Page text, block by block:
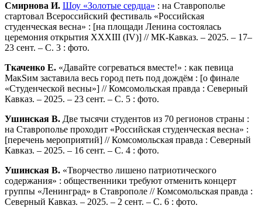
Смирнова И. Шоу «Золотые сердца» : на Ставрополье
стартовал Всероссийский фестиваль «Российская
студенческая весна» : [на площади Ленина состоялась
церемония открытия XXXIII (IV)] // МК-Кавказ. – 2025. – 17–
23 сент. – С. 3 : фото.
Ткаченко Е. «Давайте согреваться вместе!» : как певица
МакSим заставила весь город петь под дождём : [о финале
«Студенческой весны»] // Комсомольская правда : Северный
Кавказ. – 2025. – 23 сент. – С. 5 : фото.
Ушинская В. Две тысячи студентов из 70 регионов страны :
на Ставрополье проходит «Российская студенческая весна» :
[перечень мероприятий] // Комсомольская правда : Северный
Кавказ. – 2025. – 16 сент. – С. 4 : фото.
Ушинская В. «Творчество лишено патриотического
содержания» : общественники требуют отменить концерт
группы «Ленинград» в Ставрополе // Комсомольская правда :
Северный Кавказ. – 2025. – 2 сент. – С. 6 : фото.